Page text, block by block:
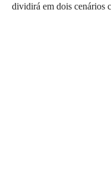
dividirá em dois cenários